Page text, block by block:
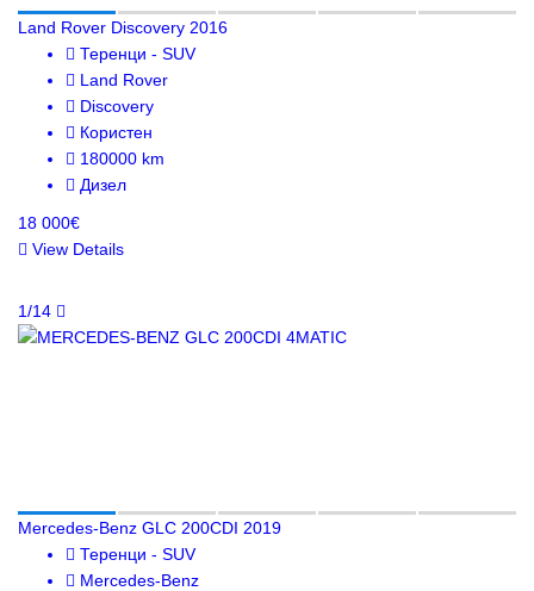
Land Rover Discovery 2016
Теренци - SUV
Land Rover
Discovery
Користен
180000 km
Дизел
18 000€
View Details
1/14
Mercedes-Benz GLC 200CDI 2019
Теренци - SUV
Mercedes-Benz